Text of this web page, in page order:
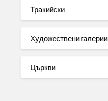
Тракийски
Художествени галерии
Църкви